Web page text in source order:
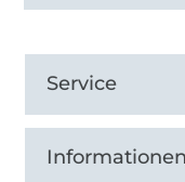
Service
Informationen